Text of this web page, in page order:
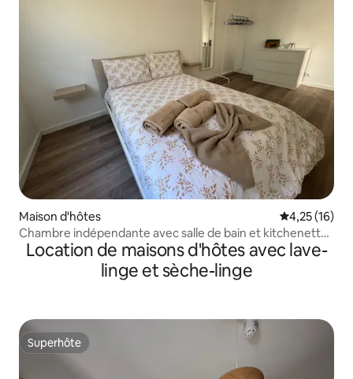
Maison d'hôtes Évaluation
4,25 (16)
Chambre indépendante avec salle de bain et kitchenette
privative
Location de maisons d'hôtes avec lave-
linge et sèche-linge
Superhôte
Superhôte